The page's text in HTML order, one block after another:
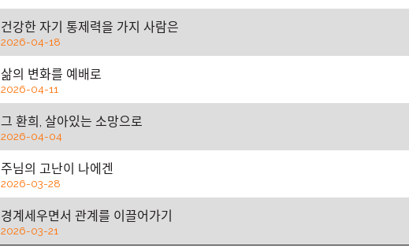
건강한 자기 통제력을 가지 사람은
2026-04-18
삶의 변화를 예배로
2026-04-11
그 환희, 살아있는 소망으로
2026-04-04
주님의 고난이 나에겐
2026-03-28
경계세우면서 관계를 이끌어가기
2026-03-21